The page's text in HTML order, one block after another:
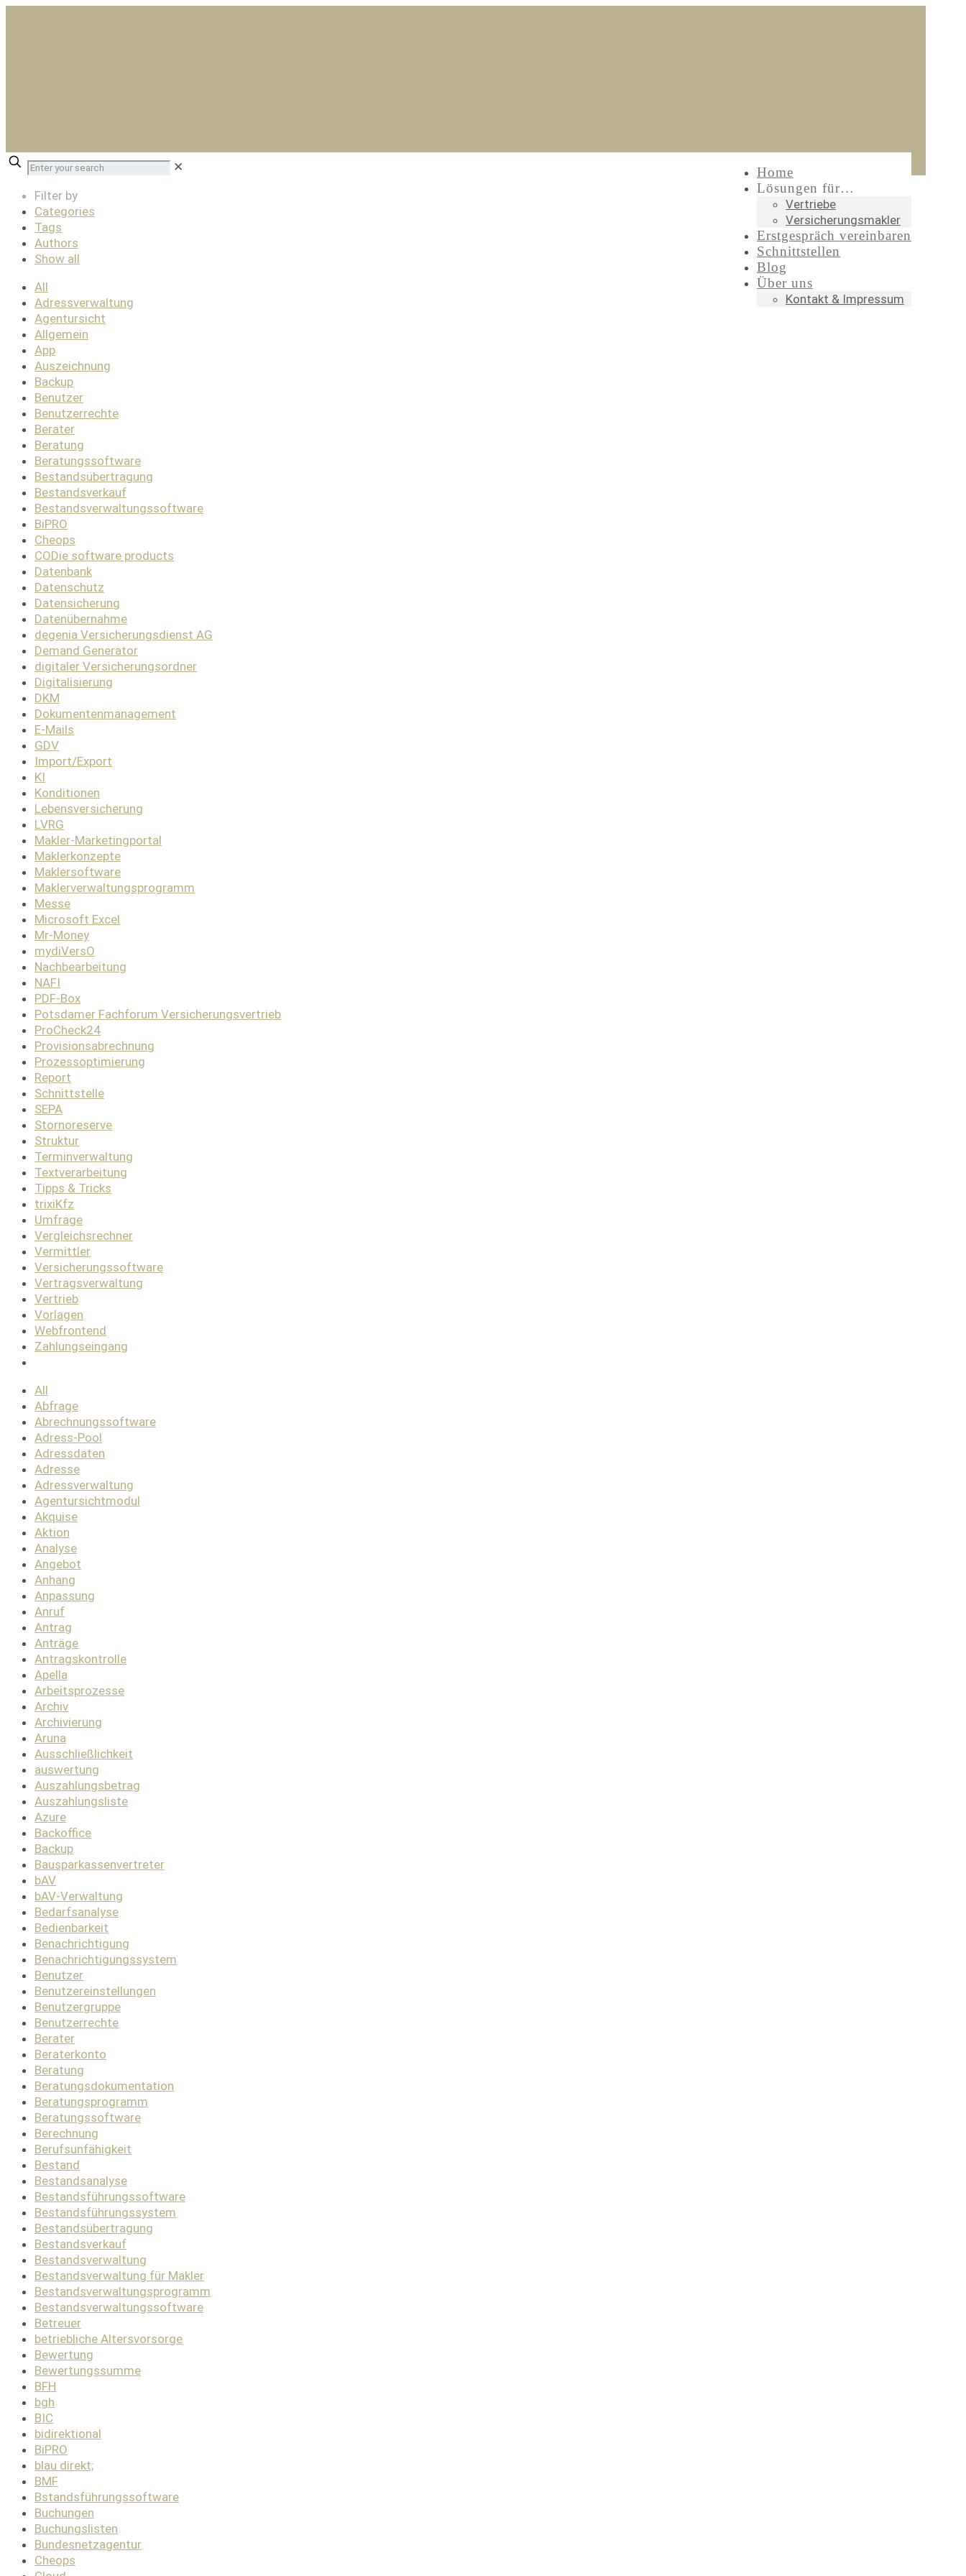
Home
Lösungen für…
Vertriebe
Versicherungsmakler
Erstgespräch vereinbaren
Schnittstellen
Blog
Über uns
Kontakt & Impressum
✕
Filter by
Categories
Tags
Authors
Show all
All
Adressverwaltung
Agentursicht
Allgemein
App
Auszeichnung
Backup
Benutzer
Benutzerrechte
Berater
Beratung
Beratungssoftware
Bestandsübertragung
Bestandsverkauf
Bestandsverwaltungssoftware
BiPRO
Cheops
CODie software products
Datenbank
Datenschutz
Datensicherung
Datenübernahme
degenia Versicherungsdienst AG
Demand Generator
digitaler Versicherungsordner
Digitalisierung
DKM
Dokumentenmanagement
E-Mails
GDV
Import/Export
KI
Konditionen
Lebensversicherung
LVRG
Makler-Marketingportal
Maklerkonzepte
Maklersoftware
Maklerverwaltungsprogramm
Messe
Microsoft Excel
Mr-Money
mydiVersO
Nachbearbeitung
NAFI
PDF-Box
Potsdamer Fachforum Versicherungsvertrieb
ProCheck24
Provisionsabrechnung
Prozessoptimierung
Report
Schnittstelle
SEPA
Stornoreserve
Struktur
Terminverwaltung
Textverarbeitung
Tipps & Tricks
trixiKfz
Umfrage
Vergleichsrechner
Vermittler
Versicherungssoftware
Vertragsverwaltung
Vertrieb
Vorlagen
Webfrontend
Zahlungseingang
All
Abfrage
Abrechnungssoftware
Adress-Pool
Adressdaten
Adresse
Adressverwaltung
Agentursichtmodul
Akquise
Aktion
Analyse
Angebot
Anhang
Anpassung
Anruf
Antrag
Anträge
Antragskontrolle
Apella
Arbeitsprozesse
Archiv
Archivierung
Aruna
Ausschließlichkeit
auswertung
Auszahlungsbetrag
Auszahlungsliste
Azure
Backoffice
Backup
Bausparkassenvertreter
bAV
bAV-Verwaltung
Bedarfsanalyse
Bedienbarkeit
Benachrichtigung
Benachrichtigungssystem
Benutzer
Benutzereinstellungen
Benutzergruppe
Benutzerrechte
Berater
Beraterkonto
Beratung
Beratungsdokumentation
Beratungsprogramm
Beratungssoftware
Berechnung
Berufsunfähigkeit
Bestand
Bestandsanalyse
Bestandsführungssoftware
Bestandsführungssystem
Bestandsübertragung
Bestandsverkauf
Bestandsverwaltung
Bestandsverwaltung für Makler
Bestandsverwaltungsprogramm
Bestandsverwaltungssoftware
Betreuer
betriebliche Altersvorsorge
Bewertung
Bewertungssumme
BFH
bgh
BIC
bidirektional
BiPRO
blau direkt;
BMF
Bstandsführungssoftware
Buchungen
Buchungslisten
Bundesnetzagentur
Cheops